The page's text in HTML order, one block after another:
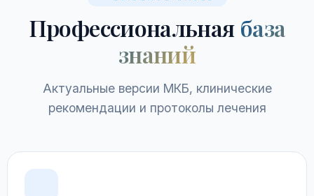
Профессиональная база
знаний
Актуальные версии МКБ, клинические
рекомендации и протоколы лечения